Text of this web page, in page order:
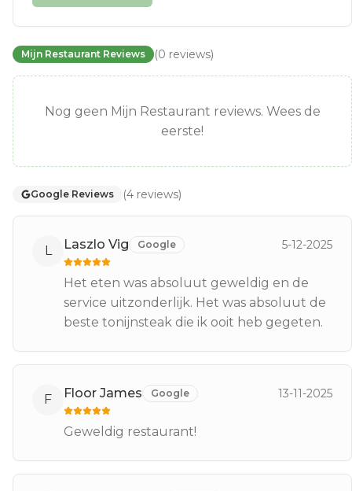
Mijn Restaurant Reviews (0 reviews)
Nog geen Mijn Restaurant reviews. Wees de
eerste!
Google Reviews (4 reviews)
L Laszlo Vig Google 5-12-2025
Het eten was absoluut geweldig en de
service uitzonderlijk. Het was absoluut de
beste tonijnsteak die ik ooit heb gegeten.
F Floor James Google 13-11-2025
Geweldig restaurant!